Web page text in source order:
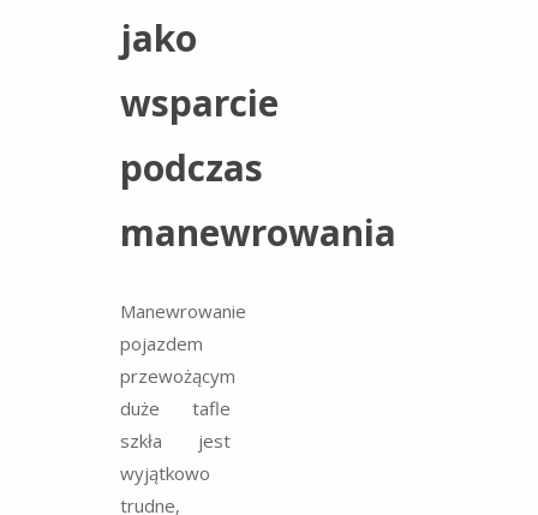
jako
wsparcie
podczas
manewrowania
Manewrowanie
pojazdem
przewożącym
duże tafle
szkła jest
wyjątkowo
trudne,